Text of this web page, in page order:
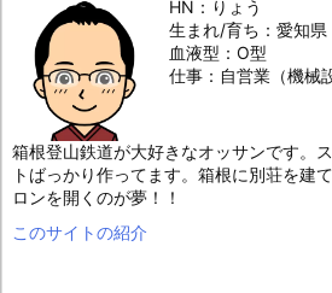
HN：りょう
生まれ/育ち：愛知県
血液型：O型
仕事：自営業（機械
箱根登山鉄道が大好きなオッサンです。
トばっかり作ってます。箱根に別荘を建
ロンを開くのが夢！！
このサイトの紹介